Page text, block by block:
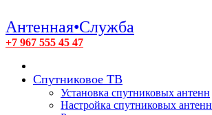
Антенная•Служба
+7 967 555 45 47
Спутниковое ТВ
Установка спутниковых антенн
Настройка спутниковых антенн